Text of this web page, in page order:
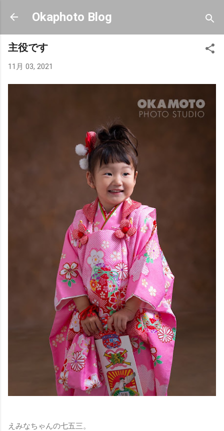
スキップしてメイン コンテンツに移動
Okaphoto Blog
主役です
11月 03, 2021
えみなちゃんの七五三。